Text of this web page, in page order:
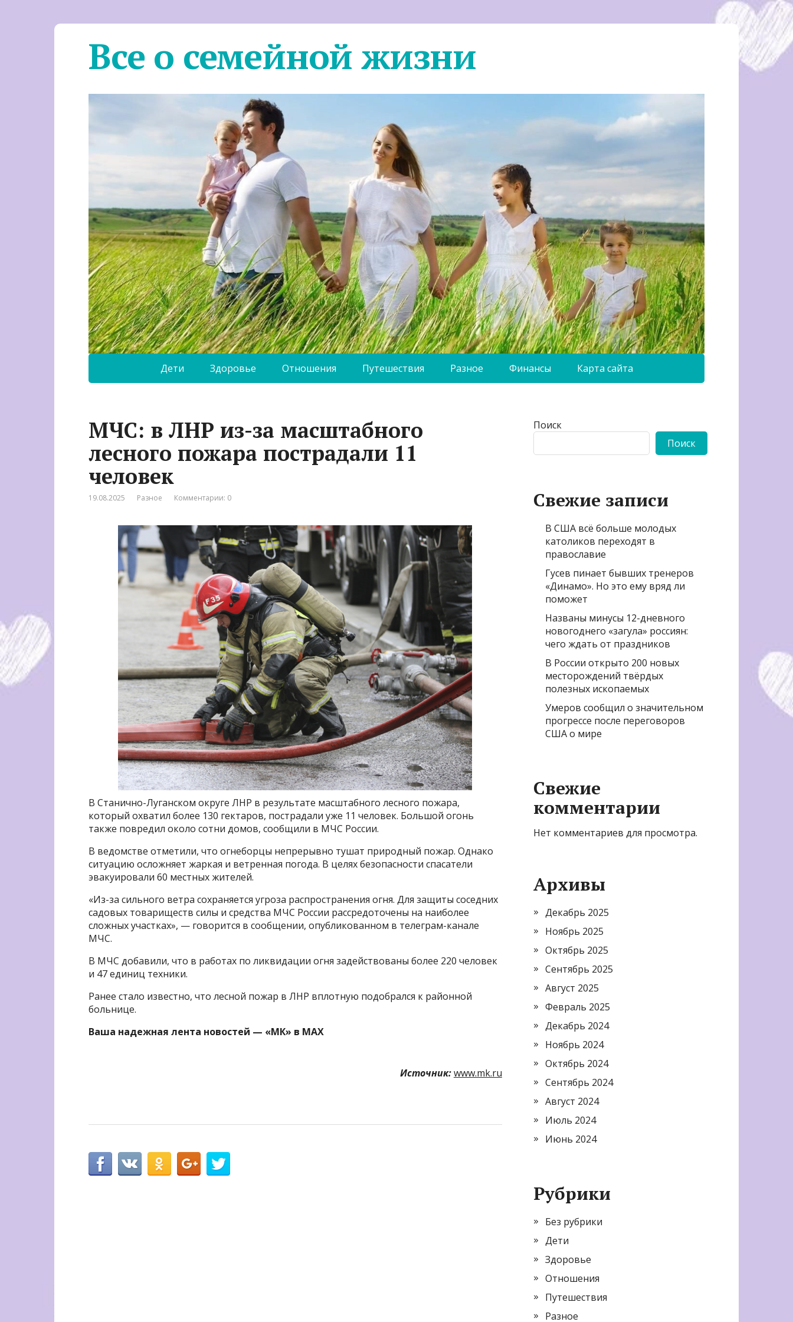
Все о семейной жизни
Дети Здоровье Отношения Путешествия Разное Финансы Карта сайта
МЧС: в ЛНР из-за масштабного
лесного пожара пострадали 11
человек
19.08.2025 Разное Комментарии: 0
В Станично-Луганском округе ЛНР в результате масштабного лесного пожара,
который охватил более 130 гектаров, пострадали уже 11 человек. Большой огонь
также повредил около сотни домов, сообщили в МЧС России.
В ведомстве отметили, что огнеборцы непрерывно тушат природный пожар. Однако
ситуацию осложняет жаркая и ветренная погода. В целях безопасности спасатели
эвакуировали 60 местных жителей.
«Из-за сильного ветра сохраняется угроза распространения огня. Для защиты соседних
садовых товариществ силы и средства МЧС России рассредоточены на наиболее
сложных участках», — говорится в сообщении, опубликованном в телеграм-канале
МЧС.
В МЧС добавили, что в работах по ликвидации огня задействованы более 220 человек
и 47 единиц техники.
Ранее стало известно, что лесной пожар в ЛНР вплотную подобрался к районной
больнице.
Ваша надежная лента новостей — «МК» в MAX
Источник:www.mk.ru
Поиск
Поиск
Свежие записи
В США всё больше молодых
католиков переходят в
православие
Гусев пинает бывших тренеров
«Динамо». Но это ему вряд ли
поможет
Названы минусы 12-дневного
новогоднего «загула» россиян:
чего ждать от праздников
В России открыто 200 новых
месторождений твёрдых
полезных ископаемых
Умеров сообщил о значительном
прогрессе после переговоров
США о мире
Свежие
комментарии
Нет комментариев для просмотра.
Архивы
Декабрь 2025
Ноябрь 2025
Октябрь 2025
Сентябрь 2025
Август 2025
Февраль 2025
Декабрь 2024
Ноябрь 2024
Октябрь 2024
Сентябрь 2024
Август 2024
Июль 2024
Июнь 2024
Рубрики
Без рубрики
Дети
Здоровье
Отношения
Путешествия
Разное